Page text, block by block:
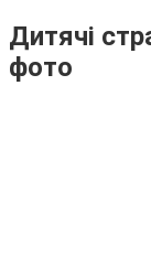
Дитячі
фото